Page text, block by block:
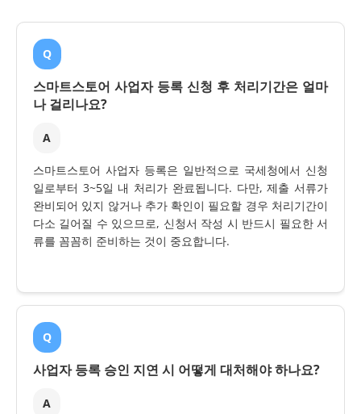
Q
스마트스토어 사업자 등록 신청 후 처리기간은 얼마
나 걸리나요?
A
스마트스토어 사업자 등록은 일반적으로 국세청에서 신청
일로부터 3~5일 내 처리가 완료됩니다. 다만, 제출 서류가
완비되어 있지 않거나 추가 확인이 필요할 경우 처리기간이
다소 길어질 수 있으므로, 신청서 작성 시 반드시 필요한 서
류를 꼼꼼히 준비하는 것이 중요합니다.
Q
사업자 등록 승인 지연 시 어떻게 대처해야 하나요?
A